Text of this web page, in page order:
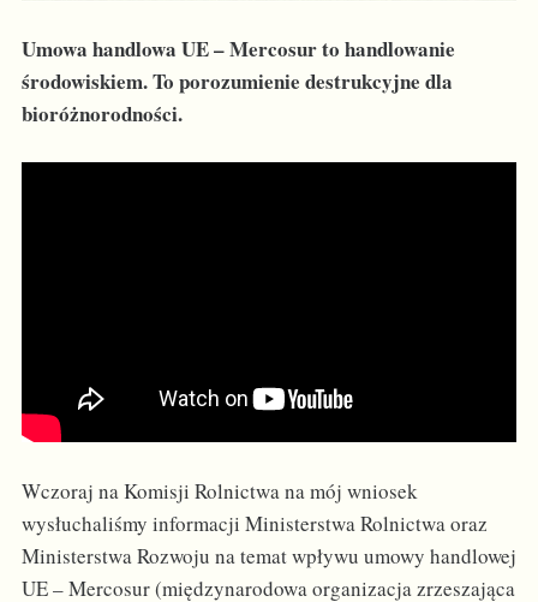
Umowa handlowa UE – Mercosur to handlowanie
środowiskiem. To porozumienie destrukcyjne dla
bioróżnorodności.
Wczoraj na Komisji Rolnictwa na mój wniosek
wysłuchaliśmy informacji Ministerstwa Rolnictwa oraz
Ministerstwa Rozwoju na temat wpływu umowy handlowej
UE – Mercosur (międzynarodowa organizacja zrzeszająca